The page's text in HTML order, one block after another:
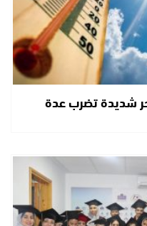
شديدة تضرب عدة